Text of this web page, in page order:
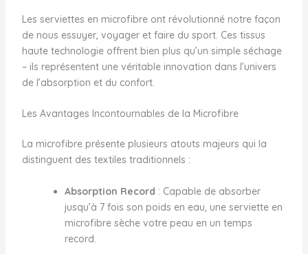
Les serviettes en microfibre ont révolutionné notre façon
de nous essuyer, voyager et faire du sport. Ces tissus
haute technologie offrent bien plus qu’un simple séchage
– ils représentent une véritable innovation dans l’univers
de l’absorption et du confort.
Les Avantages Incontournables de la Microfibre
La microfibre présente plusieurs atouts majeurs qui la
distinguent des textiles traditionnels :
Absorption Record : Capable de absorber
jusqu’à 7 fois son poids en eau, une serviette en
microfibre sèche votre peau en un temps
record.